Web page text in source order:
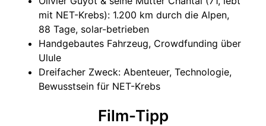
mit NET-Krebs): 1.200 km durch die Alpen,
88 Tage, solar-betrieben
Handgebautes Fahrzeug, Crowdfunding über
Ulule
Dreifacher Zweck: Abenteuer, Technologie,
Bewusstsein für NET-Krebs
Film-Tipp